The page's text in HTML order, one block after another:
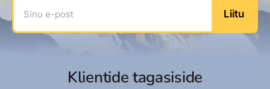
Sinu e-post
Liitu
Klientide tagasiside